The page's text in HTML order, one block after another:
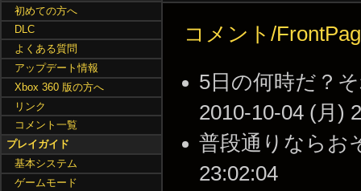
コメント/
5日の何時だ？
2010-10-04 (月)
普段通りならお
23:02:04
初めての方へ
DLC
よくある質問
アップデート情報
Xbox 360 版の方へ
リンク
コメント一覧
プレイガイド
基本システム
ゲームモード